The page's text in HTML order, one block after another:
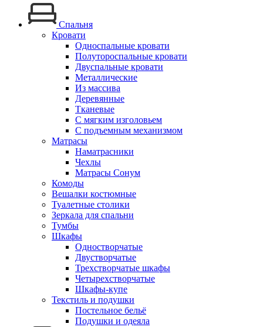
Спальня
Кровати
Односпальные кровати
Полутороспальные кровати
Двуспальные кровати
Металлические
Из массива
Деревянные
Тканевые
С мягким изголовьем
С подъемным механизмом
Матрасы
Наматрасники
Чехлы
Матрасы Сонум
Комоды
Вешалки костюмные
Туалетные столики
Зеркала для спальни
Тумбы
Шкафы
Одностворчатые
Двустворчатые
Трехстворчатые шкафы
Четырехстворчатые
Шкафы-купе
Текстиль и подушки
Постельное бельё
Подушки и одеяла